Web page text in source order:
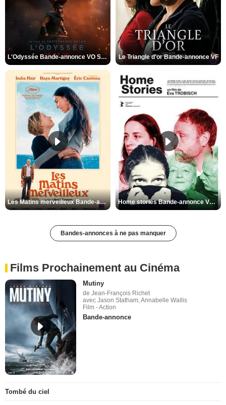
L'Odyssée Bande-annonce VO STFR Le Triangle d'or Bande-annonce VF
Les Matins merveilleux Bande-annonce VF Home stories Bande-annonce VO STFR
Bandes-annonces à ne pas manquer
Films Prochainement au Cinéma
Mutiny
de Jean-François Richet
avec Jason Statham, Annabelle Wallis
Film - Action
Bande-annonce
Tombé du ciel